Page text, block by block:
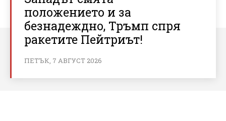
положението и за
безнадеждно, Тръмп спря
ракетите Пейтриът!
ПЕТЪК, 7 АВГУСТ 2026